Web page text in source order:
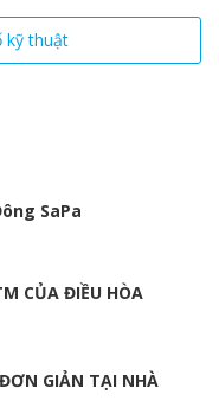
cài đặt chế độ này để
sau một khoảng thời
và giới hạn mức tiêu
sổ mở, máy sẽ tự
lượng, tránh thất thoát
tiên tiến cho không
chỉ làm mát hiệu quả
kỹ thuật
SaPa
CỦA ĐIỀU HÒA
GIẢN TẠI NHÀ